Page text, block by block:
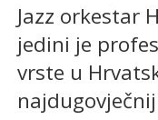
Jazz orkestar
jedini je
vrste u